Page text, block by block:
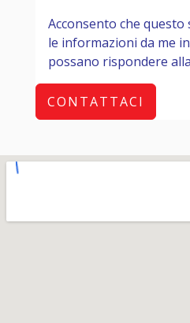
Acconsento che
le informazioni da me
possano rispondere
CONTATTACI